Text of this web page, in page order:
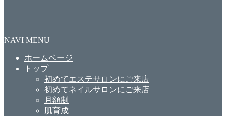
NAVI MENU
ホームページ
トップ
初めてエステサロンにご来店
初めてネイルサロンにご来店
月額制
肌育成